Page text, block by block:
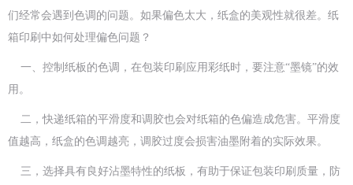
们经常会遇到色调的问题。如果偏色太大，纸盒的美观性就很差。纸
箱印刷中如何处理偏色问题？
一、控制纸板的色调，在包装印刷应用彩纸时，要注意“墨镜”的效
用。
二，快递纸箱的平滑度和调胶也会对纸箱的色偏造成危害。平滑度
值越高，纸盒的色调越亮，调胶过度会损害油墨附着的实际效果。
三，选择具有良好沾墨特性的纸板，有助于保证包装印刷质量，防